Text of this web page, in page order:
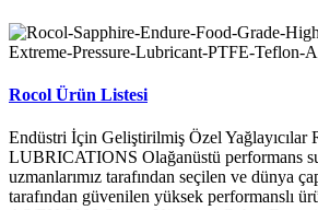
Rocol Ürün Listesi
Endüstri İçin Geliştirilmiş Özel Yağlayıcılar
LUBRICATIONS Olağanüstü performans
uzmanlarımız tarafından seçilen ve dünya
tarafından güvenilen yüksek performanslı